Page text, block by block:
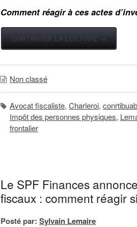
Comment réagir à ces actes
CONTINUER LA LECTURE →
Non classé
Avocat fiscaliste, Charleroi,
Impôt des personnes physiques,
frontalier
Le SPF Finances
fiscaux : comment réagir
Posté par: Sylvain Lemaire